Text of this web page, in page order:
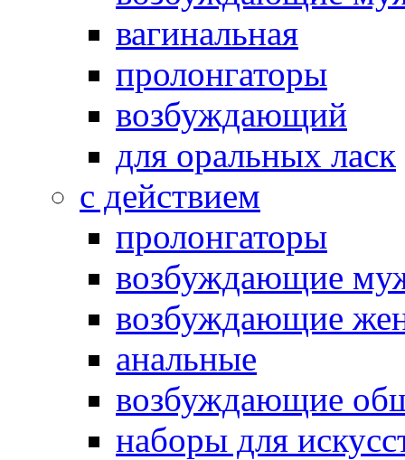
вагинальная
пролонгаторы
возбуждающий
для оральных ласк
с действием
пролонгаторы
возбуждающие
возбуждающие
анальные
возбуждающие
наборы для